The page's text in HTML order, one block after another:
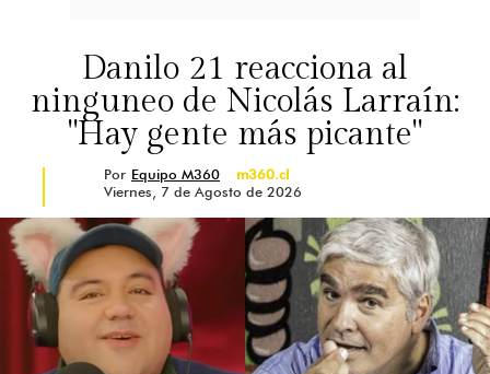
Danilo 21 reacciona al
ninguneo de Nicolás Larraín:
"Hay gente más picante"
Por Equipo M360
m360.cl
Viernes, 7 de Agosto de 2026